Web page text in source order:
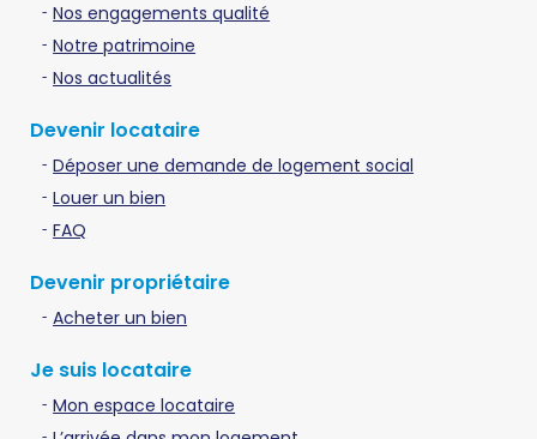
Nos engagements qualité
Notre patrimoine
Nos actualités
Devenir locataire
Déposer une demande de logement social
Louer un bien
FAQ
Devenir propriétaire
Acheter un bien
Je suis locataire
Mon espace locataire